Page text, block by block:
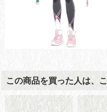
この商品を買った人は、